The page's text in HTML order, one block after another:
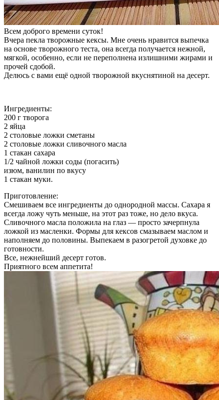
Всем доброго времени суток!
Вчера пекла творожные кексы. Мне очень нравится выпечка
на основе творожного теста, она всегда получается нежной,
мягкой, особенно, если не переполнена излишними жирами и
прочей сдобой.
Делюсь с вами ещё одной творожной вкуснятиной на десерт.
Ингредиенты:
200 г творога
2 яйца
2 столовые ложки сметаны
2 столовые ложки сливочного масла
1 стакан сахара
1/2 чайной ложки соды (погасить)
изюм, ванилин по вкусу
1 стакан муки.
Приготовление:
Смешиваем все ингредиенты до однородной массы. Сахара я
всегда ложу чуть меньше, на этот раз тоже, но дело вкуса.
Сливочного масла положила на глаз — просто зачерпнула
ложкой из масленки. Формы для кексов смазываем маслом и
наполняем до половины. Выпекаем в разогретой духовке до
готовности.
Все, нежнейший десерт готов.
Приятного всем аппетита!